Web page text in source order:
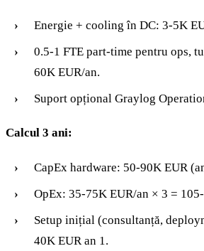
Energie + cooling în DC: 3-5K
0.5-1 FTE part-time pentru ops,
60K EUR/an.
Suport opțional Graylog
Calcul 3 ani:
CapEx hardware: 50-90K EUR
OpEx: 35-75K EUR/an × 3 =
Setup inițial (consultanță,
40K EUR an 1.